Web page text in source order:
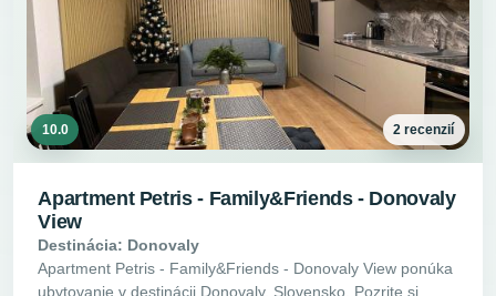
10.0 2 recenzií
Apartment Petris - Family&Friends - Donovaly
View
Destinácia: Donovaly
Apartment Petris - Family&Friends - Donovaly View ponúka
ubytovanie v destinácii Donovaly, Slovensko. Pozrite si